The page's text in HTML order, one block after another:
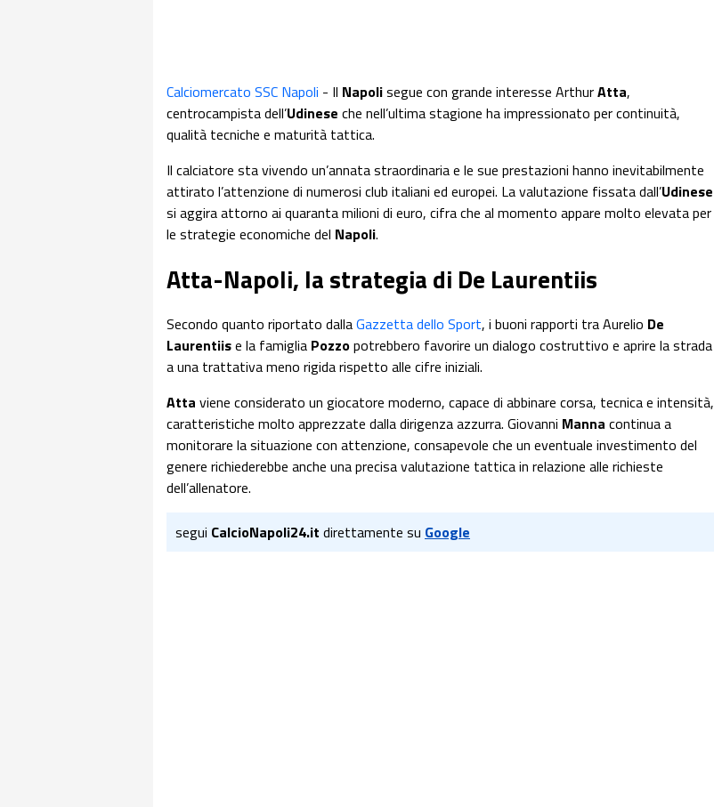
Calciomercato SSC Napoli - Il Napolisegue con grande interesse ArthurAtta,
centrocampista dell’Udinese che nell’ultima stagione ha impressionato per continuità,
qualità tecniche e maturità tattica.
Il calciatore sta vivendo un’annata straordinaria e le sue prestazioni hanno inevitabilmente
attirato l’attenzione di numerosi club italiani ed europei. La valutazione fissata dall’Udinese
si aggira attorno ai quaranta milioni di euro, cifra che al momento appare molto elevata per
le strategie economiche del Napoli.
Atta-Napoli, la strategia di De Laurentiis
Secondo quanto riportato dallaGazzetta dello Sport, i buoni rapporti tra Aurelio De
Laurentiise la famiglia Pozzopotrebbero favorire un dialogo costruttivo e aprire la strada
a una trattativa meno rigida rispetto alle cifre iniziali.
Atta viene considerato un giocatore moderno, capace di abbinare corsa, tecnica e intensità,
caratteristiche molto apprezzate dalla dirigenza azzurra. Giovanni Manna continua a
monitorare la situazione con attenzione, consapevole che un eventuale investimento del
genere richiederebbe anche una precisa valutazione tattica in relazione alle richieste
dell’allenatore.
segui CalcioNapoli24.it direttamente su Google